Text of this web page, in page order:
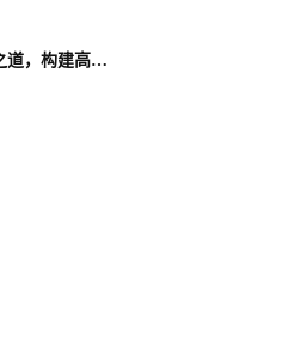
对话赛力斯康波：以ESG之道，构建高端智能汽车品牌全球竞争力